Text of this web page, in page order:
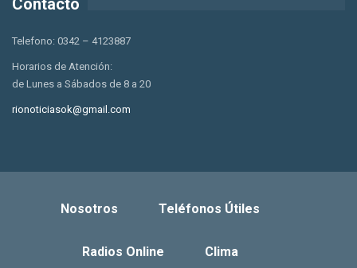
Contacto
Telefono: 0342 – 4123887
Horarios de Atención:
de Lunes a Sábados de 8 a 20
rionoticiasok@gmail.com
Nosotros Teléfonos Útiles
Radios Online Clima